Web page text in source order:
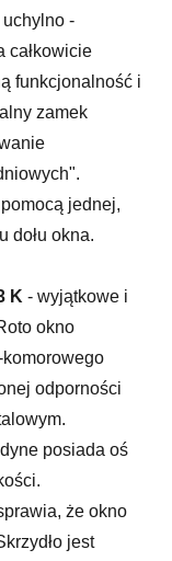
-
całkowicie
funkcjonalność i
zamek
jednej,
dołu okna.
K - wyjątkowe i
okno
odporności
posiada oś
że okno
jest